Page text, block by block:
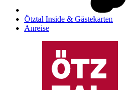
Ötztal Inside & Gästekarten
Anreise